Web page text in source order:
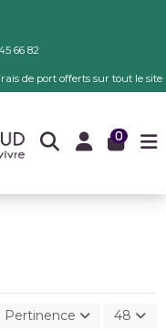
66 82
de port offerts sur tout le site
0
Pertinence 48